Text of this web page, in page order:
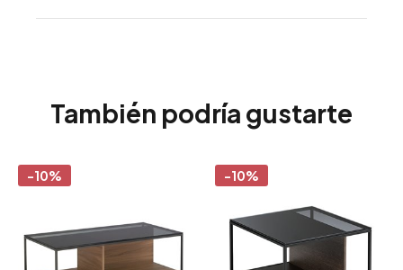
También podría gustarte
-10% -10%